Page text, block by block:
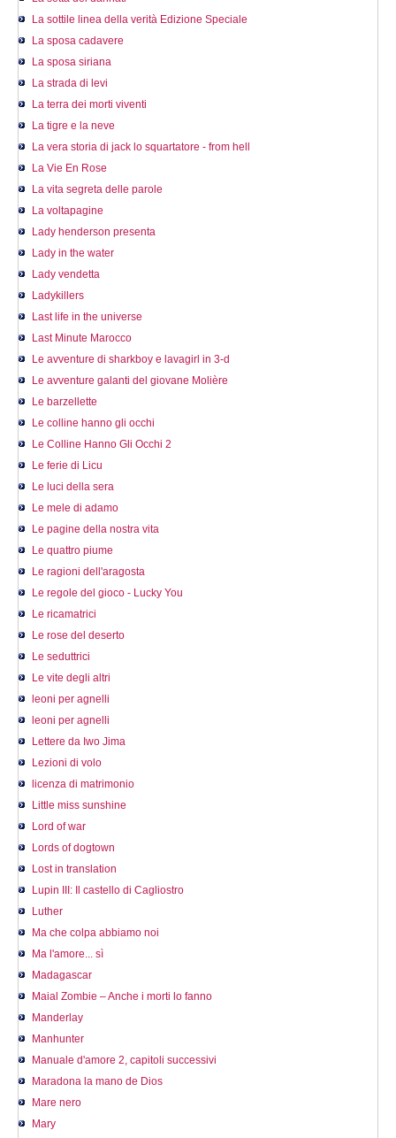
La sottile linea della verità Edizione Speciale
La sposa cadavere
La sposa siriana
La strada di levi
La terra dei morti viventi
La tigre e la neve
La vera storia di jack lo squartatore - from hell
La Vie En Rose
La vita segreta delle parole
La voltapagine
Lady henderson presenta
Lady in the water
Lady vendetta
Ladykillers
Last life in the universe
Last Minute Marocco
Le avventure di sharkboy e lavagirl in 3-d
Le avventure galanti del giovane Molière
Le barzellette
Le colline hanno gli occhi
Le Colline Hanno Gli Occhi 2
Le ferie di Licu
Le luci della sera
Le mele di adamo
Le pagine della nostra vita
Le quattro piume
Le ragioni dell'aragosta
Le regole del gioco - Lucky You
Le ricamatrici
Le rose del deserto
Le seduttrici
Le vite degli altri
leoni per agnelli
leoni per agnelli
Lettere da Iwo Jima
Lezioni di volo
licenza di matrimonio
Little miss sunshine
Lord of war
Lords of dogtown
Lost in translation
Lupin III: Il castello di Cagliostro
Luther
Ma che colpa abbiamo noi
Ma l'amore... sì
Madagascar
Maial Zombie – Anche i morti lo fanno
Manderlay
Manhunter
Manuale d'amore 2, capitoli successivi
Maradona la mano de Dios
Mare nero
Mary